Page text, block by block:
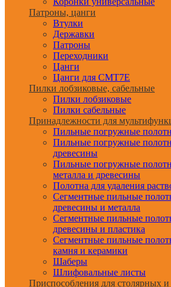
Патроны, цанги
Втулки
Державки
Патроны
Переходники
Цанги
Цанги для CMT7E
Пилки лобзиковые, сабельные
Пилки лобзиковые
Пилки сабельные
Принадлежности для
Пильные погружные
Пильные погружные
древесины
Пильные погружные
металла и древесины
Полотна для удаления
Сегментные пильные
древесины и металла
Сегментные пильные
древесины и пластика
Сегментные пильные
камня и керамики
Шаберы
Шлифовальные листы
Приспособления для столярных